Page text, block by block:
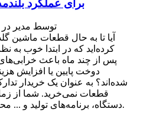
برای عملکرد
توسط مدیر در تاریخ
آیا تا به حال قطعات ماشین
کرده‌اید که در ابتدا خوب به
پس از چند ماه باعث
دوخت پایین یا افزایش
شده‌اند؟ به عنوان یک خریدار
قطعات نمی‌خرید. شما از
دستگاه، برنامه‌های تولید و ... محافظت می‌کنید.